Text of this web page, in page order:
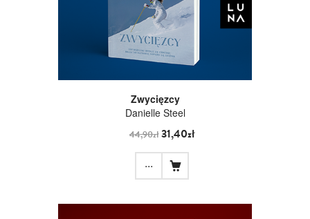
Zwycięzcy
Danielle Steel
44,90zł31,40zł
...